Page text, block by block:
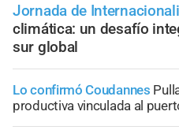
Jornada de
climática: un desafío
sur global
Lo confirmó Coudannes
productiva vinculada al